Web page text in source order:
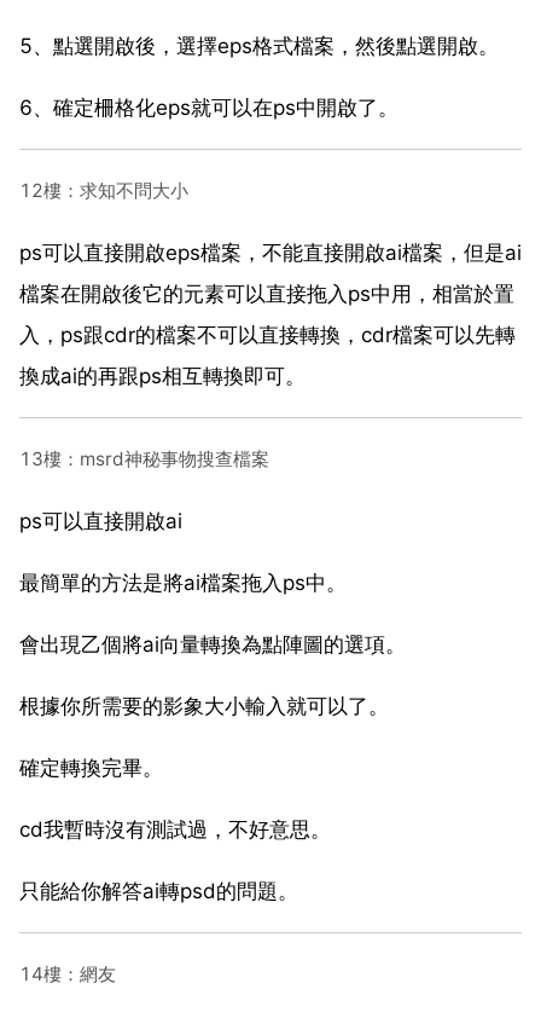
5、點選開啟後，選擇eps格式檔案，然後點選開啟。
6、確定柵格化eps就可以在ps中開啟了。
12樓：求知不問大小
ps可以直接開啟eps檔案，不能直接開啟ai檔案，但是ai
檔案在開啟後它的元素可以直接拖入ps中用，相當於置
入，ps跟cdr的檔案不可以直接轉換，cdr檔案可以先轉
換成ai的再跟ps相互轉換即可。
13樓：msrd神秘事物搜查檔案
ps可以直接開啟ai
最簡單的方法是將ai檔案拖入ps中。
會出現乙個將ai向量轉換為點陣圖的選項。
根據你所需要的影象大小輸入就可以了。
確定轉換完畢。
cd我暫時沒有測試過，不好意思。
只能給你解答ai轉psd的問題。
14樓：網友